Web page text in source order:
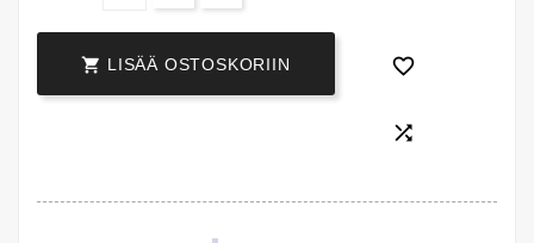
 LISÄÄ OSTOSKORIIN 
